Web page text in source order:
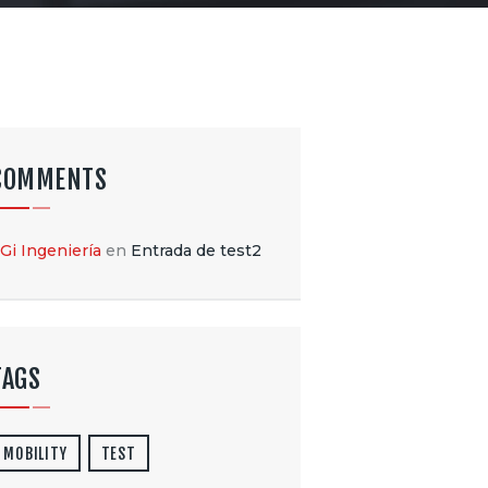
Ingeniería en Entrada de test2
MOBILITY TEST